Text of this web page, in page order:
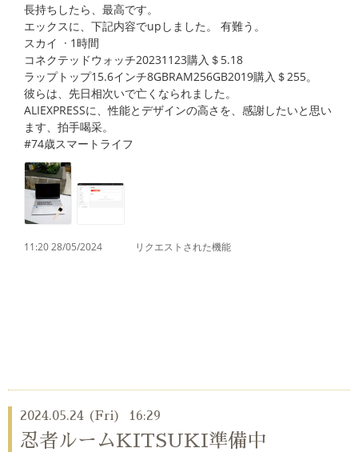
長持ちしたら、最高です。
エックスに、下記内容でupしました。 有難う。
スカイ · 1時間
コネクテッドウォッチ20231123購入＄5.18
ラップトップ15.6インチ8GBRAM256GB2019購入＄255。
彼らは、先日相次いで亡くなられました。
ALIEXPRESSに、性能とデザインの高さを、感謝したいと思い
ます、拍手喝采。
#74歳スマートライフ
11:20 28/05/2024 リクエストされた機能
2024.05.24 (Fri) 16:29
忍者ルームKITSUKI準備中